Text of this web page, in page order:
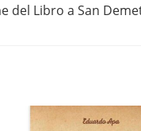
del Libro a San